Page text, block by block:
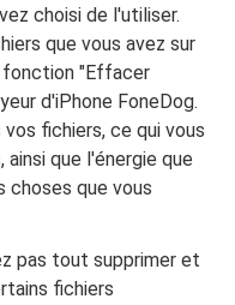
choisi de l'utiliser.
que vous avez sur
fonction "Effacer
d'iPhone FoneDog.
fichiers, ce qui vous
que l'énergie que
choses que vous
pas tout supprimer et
fichiers